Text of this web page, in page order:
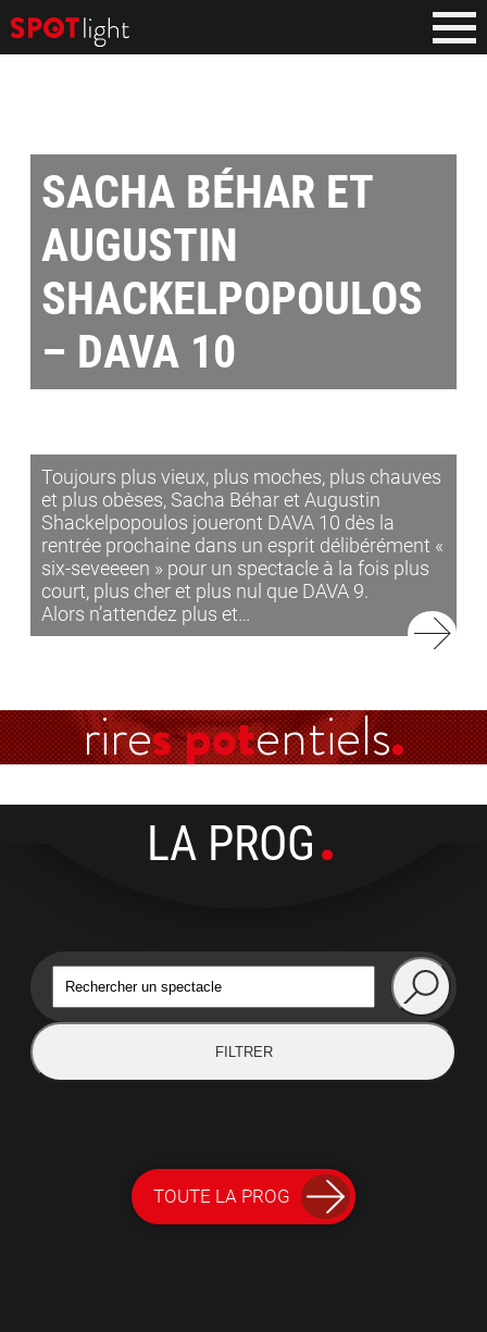
SACHA BÉHAR ET
AUGUSTIN
SHACKELPOPOULOS
– DAVA 10
Toujours plus vieux, plus moches, plus chauves
et plus obèses, Sacha Béhar et Augustin
Shackelpopoulos joueront DAVA 10 dès la
rentrée prochaine dans un esprit délibérément «
six-seveeeen » pour un spectacle à la fois plus
court, plus cher et plus nul que DAVA 9.
Alors n’attendez plus et…
rires potentiels
LA PROG
FILTRER
TOUTE LA PROG